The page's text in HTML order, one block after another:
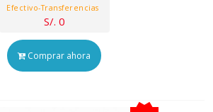
Efectivo-Transferencias
S/. 0
Comprar ahora